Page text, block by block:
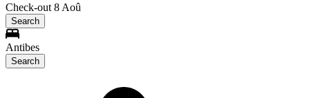
Check-out 8 Aoû
Search
Antibes
Search